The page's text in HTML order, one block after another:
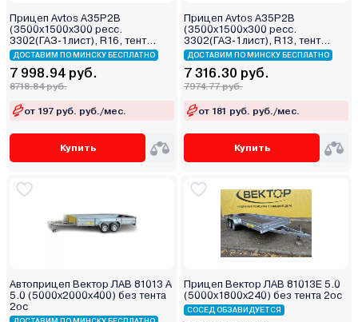
Прицеп Avtos A35P2B
(3500х1500х300 ресс.
3302(ГАЗ-1лист), R16, тент
400мм 2ос)
ДОСТАВИМ ПО МИНСКУ БЕСПЛАТНО
7 998.94 руб.
8718.84 руб.
от 197 руб. руб./мес.
Купить
Прицеп Avtos A35P2B
(3500х1500х300 ресс.
3302(ГАЗ-1лист), R13, тент
400мм 2ос)
ДОСТАВИМ ПО МИНСКУ БЕСПЛАТНО
7 316.30 руб.
7974.77 руб.
от 181 руб. руб./мес.
Купить
Автоприцеп Вектор ЛАВ 81013 А
5.0 (5000х2000х400) без тента
2ос
Прицеп Вектор ЛАВ 81013Е 5.0
(5000х1800х240) без тента 2ос
СОСЕД ОБЗАВИДУЕТСЯ